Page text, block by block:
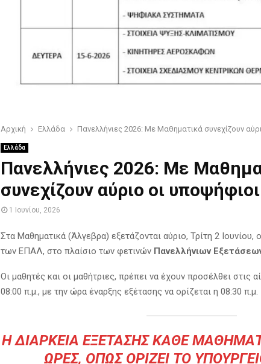
Αρχική Ελλάδα Πανελλήνιες 2026: Με Μαθηματικά συνεχίζουν
Ελλάδα
Πανελλήνιες 2026: Με
συνεχίζουν αύριο οι
1 Ιουνίου, 2026
Στα Μαθηματικά (Άλγεβρα) εξετάζονται αύριο, Τρίτη 2 Ιουνίου,
των ΕΠΑΛ, στο πλαίσιο των φετινών Πανελλήνιων
Οι μαθητές και οι μαθήτριες, πρέπει να έχουν προσέλθει στις
08:00 π.μ., με την ώρα έναρξης εξέτασης να ορίζεται η 08:30 π.μ.
Η ΔΙΆΡΚΕΙΑ ΕΞΈΤΑΣΗΣ ΚΆΘΕ
ΏΡΕΣ, ΌΠΩΣ ΟΡΊΖΕΙ ΤΟ